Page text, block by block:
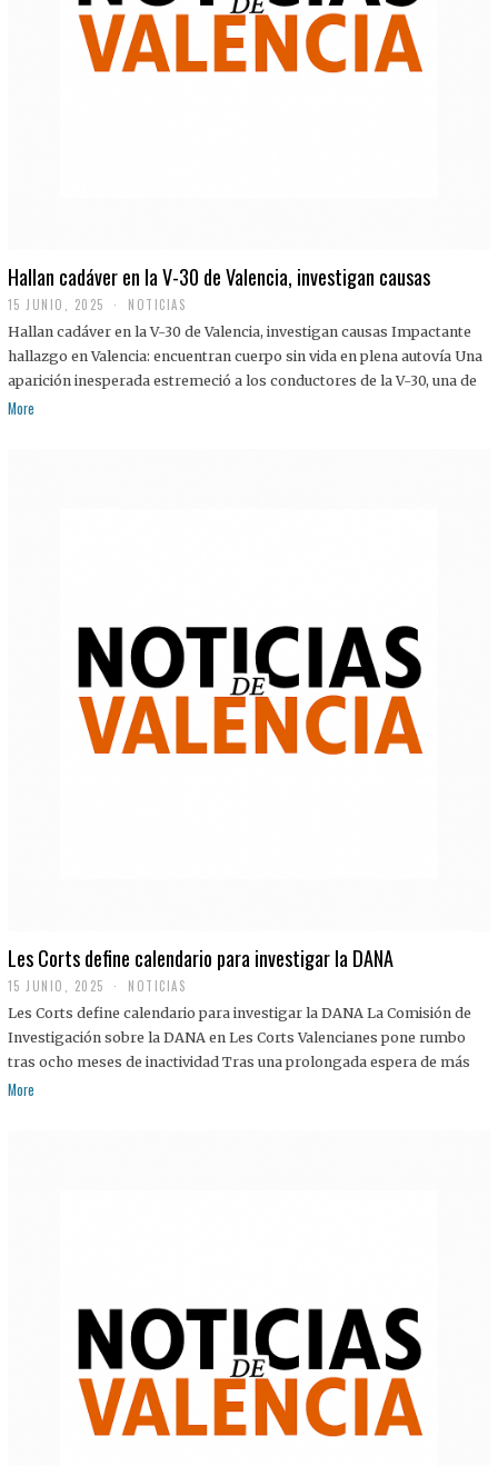
Hallan cadáver en la V-30 de Valencia, investigan causas
15 JUNIO, 2025 NOTICIAS
Hallan cadáver en la V-30 de Valencia, investigan causas Impactante
hallazgo en Valencia: encuentran cuerpo sin vida en plena autovía Una
aparición inesperada estremeció a los conductores de la V-30, una de
More
Les Corts define calendario para investigar la DANA
15 JUNIO, 2025 NOTICIAS
Les Corts define calendario para investigar la DANA La Comisión de
Investigación sobre la DANA en Les Corts Valencianes pone rumbo
tras ocho meses de inactividad Tras una prolongada espera de más
More